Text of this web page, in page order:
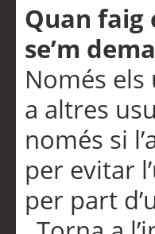
Quan faig
se’m
Només
a altres
només si
per evitar
per part